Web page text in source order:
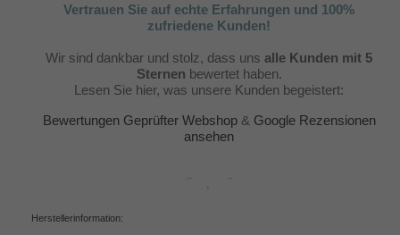
Vertrauen Sie auf echte Erfahrungen und 100%
zufriedene Kunden!
Wir sind dankbar und stolz, dass uns alle Kunden mit 5
Sternen bewertet haben.
Lesen Sie hier, was unsere Kunden begeistert:
Bewertungen Geprüfter Webshop& Google Rezensionen
ansehen
Herstellerinformation: